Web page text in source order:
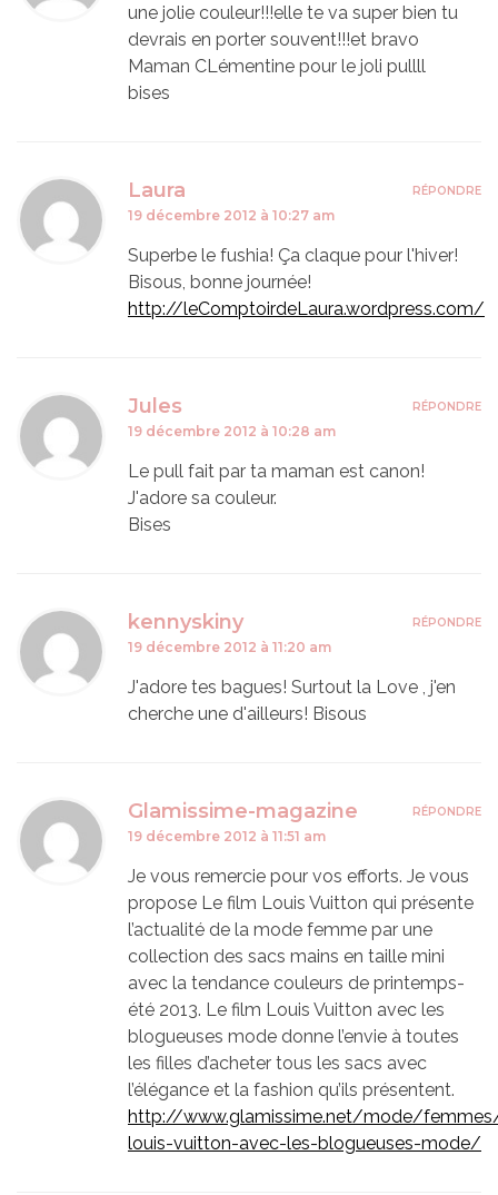
une jolie couleur!!!elle te va super bien tu
devrais en porter souvent!!!et bravo
Maman CLémentine pour le joli pullll
bises
Laura
19 décembre 2012 à 10:27 am
Superbe le fushia! Ça claque pour l'hiver!
Bisous, bonne journée!
http://leComptoirdeLaura.wordpress.com/
RÉPONDRE
Jules
19 décembre 2012 à 10:28 am
Le pull fait par ta maman est canon!
J'adore sa couleur.
Bises
RÉPONDRE
kennyskiny
19 décembre 2012 à 11:20 am
J'adore tes bagues! Surtout la Love , j'en
cherche une d'ailleurs! Bisous
RÉPONDRE
Glamissime-magazine
19 décembre 2012 à 11:51 am
Je vous remercie pour vos efforts. Je vous
propose Le film Louis Vuitton qui présente
l’actualité de la mode femme par une
collection des sacs mains en taille mini
avec la tendance couleurs de printemps-
été 2013. Le film Louis Vuitton avec les
blogueuses mode donne l’envie à toutes
les filles d’acheter tous les sacs avec
l’élégance et la fashion qu’ils présentent.
http://www.glamissime.net/mode/
louis-vuitton-avec-les-blogueuses-mode/
RÉPONDRE